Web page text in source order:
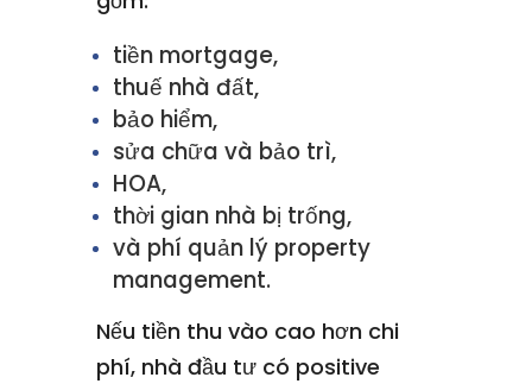
tiền mortgage,
thuế nhà đất,
bảo hiểm,
sửa chữa và bảo trì,
HOA,
thời gian nhà bị trống,
và phí quản lý property
management.
Nếu tiền thu vào cao hơn chi
phí, nhà đầu tư có positive